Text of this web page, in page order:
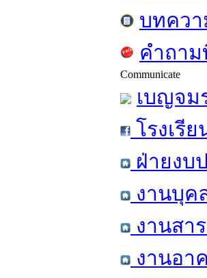
บทควา
คำถา
Communicate
เบญจม
โรงเรี
ฝ่ายงบ
งานบุค
งานสา
งานอา